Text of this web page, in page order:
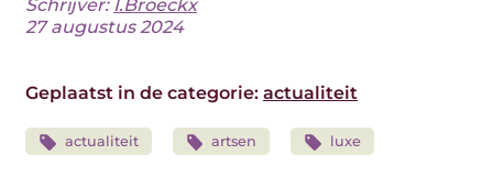
Schrijver: I.Broeckx
27 augustus 2024
Geplaatst in de categorie: actualiteit
actualiteit artsen luxe